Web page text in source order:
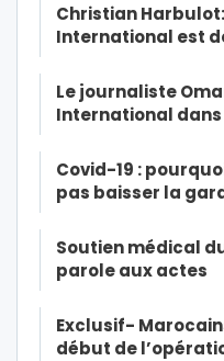
Christian
International est
Le journaliste
International
Covid-19 :
pas baisser la
Soutien médical
parole aux actes
Exclusif-
début de